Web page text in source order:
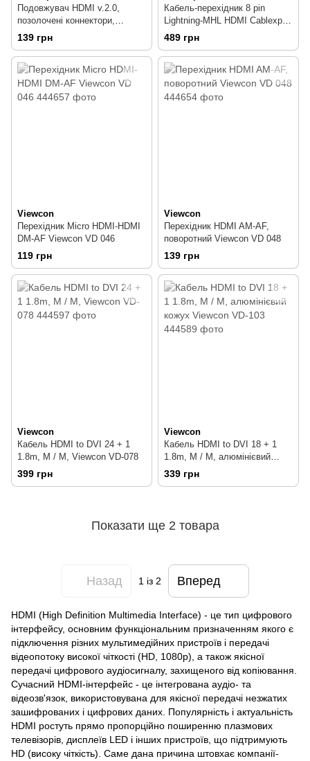
Подовжувач HDMI v.2.0,
позолочені коннектори,
Cablexpert CC-HDMI4X-0.5M
139 грн
Кабель-перехідник 8 pin
Lightning-MHL HDMI Cablexpert
CC-LMHL-01
489 грн
Viewcon
Перехідник Micro HDMI-HDMI
DM-AF Viewcon VD 046
119 грн
Viewcon
Перехідник HDMI AM-AF,
поворотний Viewcon VD 048
139 грн
Viewcon
Кабель HDMI to DVI 24 + 1
1.8m, M / M, Viewcon VD-078
399 грн
Viewcon
Кабель HDMI to DVI 18 + 1
1.8m, M / M, алюмінієвий
кожух Viewcon VD-103
339 грн
Показати ще 2 товара
Назад 1 із 2 Вперед
HDMI (High Definition Multimedia Interface) - це тип цифрового
інтерфейсу, основним функціональним призначенням якого є
підключення різних мультимедійних пристроїв і передачі
відеопотоку високої чіткості (HD, 1080p), а також якісної
передачі цифрового аудіосигналу, захищеного від копіювання.
Сучасний HDMI-інтерфейс - це інтегрована аудіо- та
відеозв'язок, використовувана для якісної передачі незжатих
зашифрованих і цифрових даних. Популярність і актуальність
HDMI ростуть прямо пропорційно поширенню плазмових
телевізорів, дисплеїв LED і інших пристроїв, що підтримують
HD (високу чіткість). Саме дана причина штовхає компанії-